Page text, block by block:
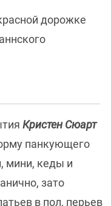
дорожке
Кристен Сюарт
панкующего
мини, кеды и
зато
в пол, перьев